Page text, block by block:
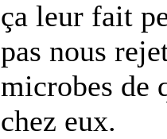
ça leur fait
pas nous
microbes de
chez eux.